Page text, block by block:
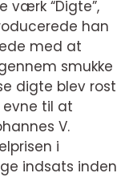
værk “Digte”,
han
med at
smukke
digte blev rost
evne til at
V.
i
indsats inden